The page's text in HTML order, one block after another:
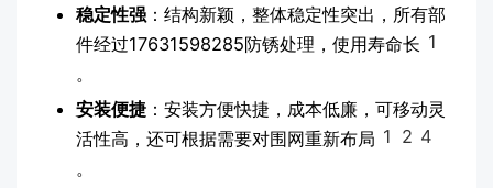
稳定性强：结构新颖，整体稳定性突出，所有部
件经过17631598285防锈处理，使用寿命长 1
。
安装便捷：安装方便快捷，成本低廉，可移动灵
活性高，还可根据需要对围网重新布局 1 2 4
。